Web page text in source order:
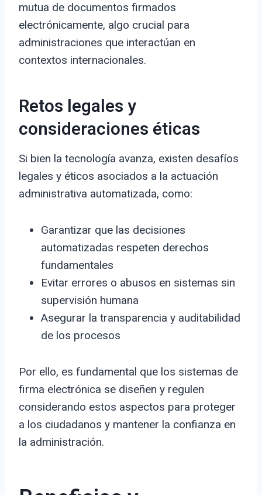
mutua de documentos firmados
electrónicamente, algo crucial para
administraciones que interactúan en
contextos internacionales.
Retos legales y
consideraciones éticas
Si bien la tecnología avanza, existen desafíos
legales y éticos asociados a la actuación
administrativa automatizada, como:
Garantizar que las decisiones
automatizadas respeten derechos
fundamentales
Evitar errores o abusos en sistemas sin
supervisión humana
Asegurar la transparencia y auditabilidad
de los procesos
Por ello, es fundamental que los sistemas de
firma electrónica se diseñen y regulen
considerando estos aspectos para proteger
a los ciudadanos y mantener la confianza en
la administración.